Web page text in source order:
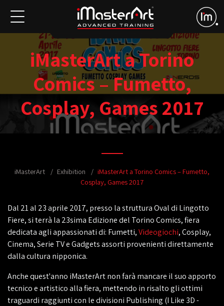
iMasterArt a Torino
Comics – Fumetto,
Cosplay, Games 2017
iMasterArt Exhibition
iMasterArt a Torino Comics – Fumetto,
Cosplay, Games 2017
Dal 21 al 23 aprile 2017, presso la struttura Oval di Lingotto
Fiere, si terrà la 23sima Edizione del Torino Comics, fiera
dedicata agli appassionati di: Fumetti,Videogiochi, Cosplay,
Cinema, Serie TV e Gadgets assorti provenienti direttamente
dalla cultura nipponica.
Anche quest'anno iMasterArt non farà mancare il suo apporto
tecnico e artistico alla fiera, mettendo in risalto gli ottimi
traguardi raggiunti con le divisioni Publishing (I Like 3D -